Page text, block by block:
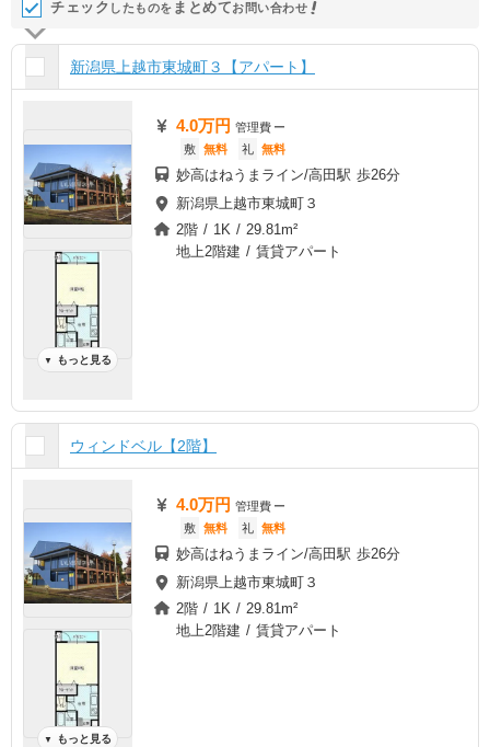
チェック したものを ま とめてお問い合わせ
新潟県上越市東城町３【アパート】
▼ もっと見る
4.0万円 管理費 ー
敷 無料 礼 無料
妙高はねうまライン/高田駅 歩26分
新潟県上越市東城町３
2階 / 1K / 29.81m²
地上2階建 / 賃貸アパート
ウィンドベル【2階】
▼ もっと見る
4.0万円 管理費 ー
敷 無料 礼 無料
妙高はねうまライン/高田駅 歩26分
新潟県上越市東城町３
2階 / 1K / 29.81m²
地上2階建 / 賃貸アパート